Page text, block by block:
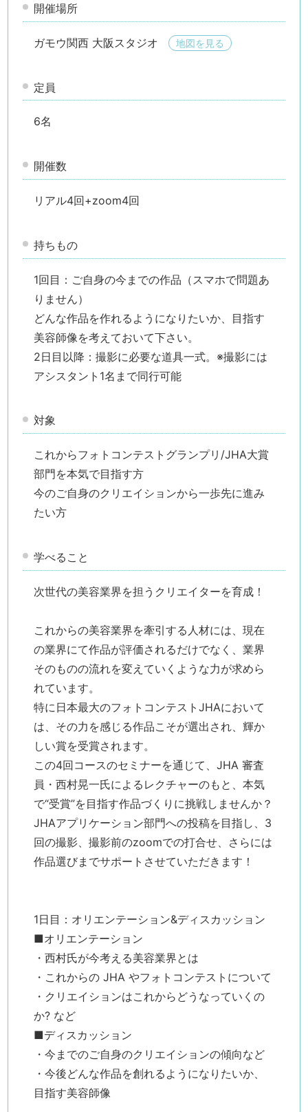
開催場所
ガモウ関西 大阪スタジオ 地図を見る
定員
6名
開催数
リアル4回+zoom4回
持ちもの
1回目：ご自身の今までの作品（スマホで問題あ
りません）
どんな作品を作れるようになりたいか、目指す
美容師像を考えておいて下さい。
2日目以降：撮影に必要な道具一式。※撮影には
アシスタント1名まで同行可能
対象
これからフォトコンテストグランプリ/JHA大賞
部門を本気で目指す方
今のご自身のクリエイションから一歩先に進み
たい方
学べること
次世代の美容業界を担うクリエイターを育成！
これからの美容業界を牽引する人材には、現在
の業界にて作品が評価されるだけでなく、業界
そのものの流れを変えていくような力が求めら
れています。
特に日本最大のフォトコンテストJHAにおいて
は、その力を感じる作品こそが選出され、輝か
しい賞を受賞されます。
この4回コースのセミナーを通じて、JHA 審査
員・西村晃一氏によるレクチャーのもと、本気
で“受賞”を目指す作品づくりに挑戦しませんか？
JHAアプリケーション部門への投稿を目指し、3
回の撮影、撮影前のzoomでの打合せ、さらには
作品選びまでサポートさせていただきます！
1日目：オリエンテーション&ディスカッション
■オリエンテーション
・西村氏が今考える美容業界とは
・これからの JHA やフォトコンテストについて
・クリエイションはこれからどうなっていくの
か? など
■ディスカッション
・今までのご自身のクリエイションの傾向など
・今後どんな作品を創れるようになりたいか、
目指す美容師像